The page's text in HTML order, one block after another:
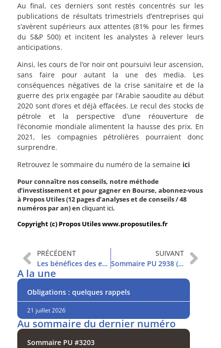
Au final, ces derniers sont restés concentrés sur les
publications de résultats trimestriels d’entreprises qui
s’avèrent supérieurs aux attentes (81% pour les firmes
du S&P 500) et incitent les analystes à relever leurs
anticipations.
Ainsi, les cours de l’or noir ont poursuivi leur ascension,
sans faire pour autant la une des media. Les
conséquences négatives de la crise sanitaire et de la
guerre des prix engagée par l’Arabie saoudite au début
2020 sont d’ores et déjà effacées. Le recul des stocks de
pétrole et la perspective d’une réouverture de
l’économie mondiale alimentent la hausse des prix. En
2021, les compagnies pétrolières pourraient donc
surprendre.
Retrouvez le sommaire du numéro de la semaine ici
Pour connaître nos conseils, notre méthode
d’investissement et pour gagner en Bourse, abonnez-vous
à Propos Utiles (12 pages d’analyses et de conseils / 48
numéros par an) en cliquant ici.
Copyright (c) Propos Utiles www.proposutiles.fr
PRÉCÉDENT
Les bénéfices des entreprises sont-ils à la hauteur des attentes ?
SUIVANT
Sommaire PU 2938 (9/2/2021)
A la une
Obligations : quelques rappels
21 juillet 2026
Au sommaire du dernier numéro
Sommaire PU #3203